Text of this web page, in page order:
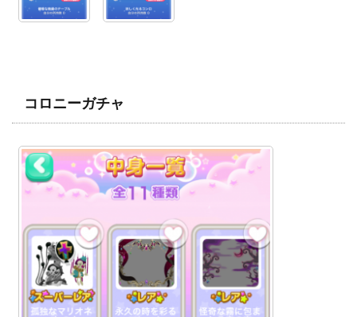
コロニーガチャ